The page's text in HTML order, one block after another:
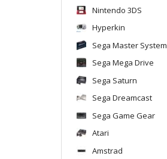
Nintendo 3DS
Hyperkin
Sega Master System
Sega Mega Drive
Sega Saturn
Sega Dreamcast
Sega Game Gear
Atari
Amstrad